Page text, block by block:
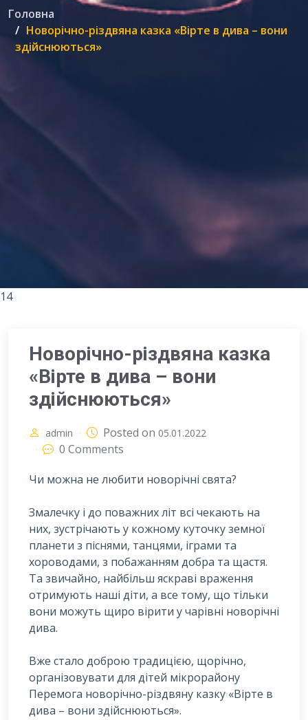
Головна
Новорічно-різдвяна казка «Вірте в дива – вони
здійснюються»
14
Новорічно-різдвяна казка
«Вірте в дива – вони
здійснюються»
admin Posted on 05.01.2022
0 Comments
Чи можна не любити новорічні свята?
Змалечку і до поважних літ всі чекають на
них, зустрічають у кожному куточку земної
планети з піснями, танцями, іграми та
хороводами, з побажанням добра та щастя.
Та звичайно, найбільш яскраві враження
отримують наші діти, а все тому, що тільки
вони можуть щиро вірити у чарівні новорічні
дива.
Вже стало доброю традицією, щорічно,
організовувати для дітей мікрорайону
Перемога новорічно-різдвяну казку «Вірте в
дива – вони здійснюються».